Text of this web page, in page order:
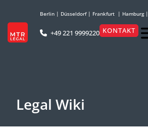
Berlin | Düsseldorf| Frankfurt | Hamburg|
+49 221 9999220 KONTAKT
Legal Wiki